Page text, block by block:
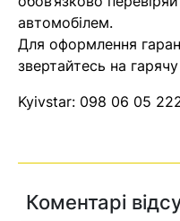
Помилка:
знайдена.
автомобілем.
Для оформлення
звертайтесь на гарячу
Kyivstar: 098 06 05
Коментарі